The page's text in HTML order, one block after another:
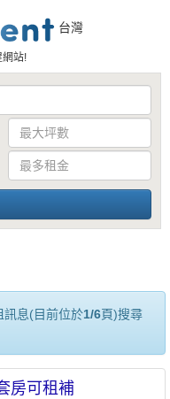
台灣
站!
訊息(目前位於1/6頁)搜尋
房可租補